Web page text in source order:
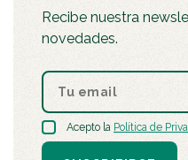
Recibe nuestra
novedades.
Acepto la Política de